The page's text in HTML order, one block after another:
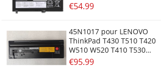
€54.99
45N1017 pour LENOVO
ThinkPad T430 T510 T420
W510 W520 T410 T530
L530 L430 T420i T530i
€95.99